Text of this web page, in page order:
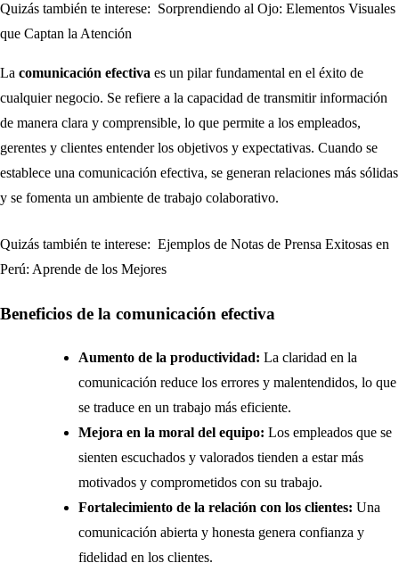
Quizás también te interese: Sorprendiendo al Ojo: Elementos Visuales
que Captan la Atención
La comunicación efectiva es un pilar fundamental en el éxito de
cualquier negocio. Se refiere a la capacidad de transmitir información
de manera clara y comprensible, lo que permite a los empleados,
gerentes y clientes entender los objetivos y expectativas. Cuando se
establece una comunicación efectiva, se generan relaciones más sólidas
y se fomenta un ambiente de trabajo colaborativo.
Quizás también te interese: Ejemplos de Notas de Prensa Exitosas en
Perú: Aprende de los Mejores
Beneficios de la comunicación efectiva
Aumento de la productividad: La claridad en la
comunicación reduce los errores y malentendidos, lo que
se traduce en un trabajo más eficiente.
Mejora en la moral del equipo: Los empleados que se
sienten escuchados y valorados tienden a estar más
motivados y comprometidos con su trabajo.
Fortalecimiento de la relación con los clientes: Una
comunicación abierta y honesta genera confianza y
fidelidad en los clientes.